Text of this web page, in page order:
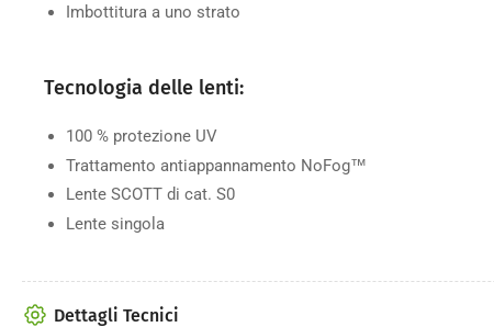
Imbottitura a uno strato
Tecnologia delle lenti:
100 % protezione UV
Trattamento antiappannamento NoFog™
Lente SCOTT di cat. S0
Lente singola
Dettagli Tecnici